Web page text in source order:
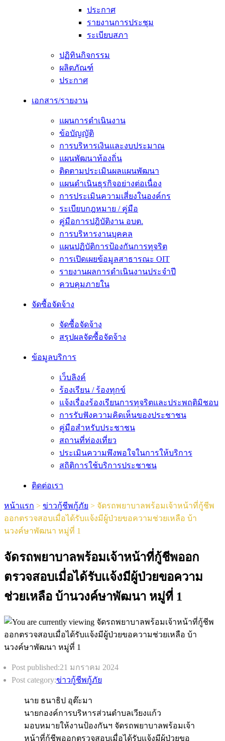
ประกาศ
รายงานการประชุม
ระเบียบสภา
ปฏิทินกิจกรรม
ผลิตภัณฑ์
ประกาศ
เอกสาร/รายงาน
แผนการดำเนินงาน
ข้อบัญญัติ
การบริหารเงินและงบประมาณ
แผนพัฒนาท้องถิ่น
ติดตามประเมินผลแผนพัฒนา
แผนดำเนินธุรกิจอย่างต่อเนื่อง
การประเมินความเสี่ยงในองค์กร
ระเบียบกฎหมาย / คู่มือ
คู่มือการปฎิบัติงาน อบต.
การบริหารงานบุคคล
แผนปฏิบัติการป้องกันการทุจริต
การเปิดเผยข้อมูลสาธารณะ OIT
รายงานผลการดำเนินงานประจำปี
ควบคุมภายใน
จัดซื้อจัดจ้าง
จัดซื้อจัดจ้าง
สรุปผลจัดซื้อจัดจ้าง
ข้อมูลบริการ
เว็บลิงค์
ร้องเรียน / ร้องทุกข์
แจ้งเรื่องร้องเรียนการทุจริตและประพฤติมิชอบ
การรับฟังความคิดเห็นของประชาชน
คู่มือสำหรับประชาชน
สถานที่ท่องเที่ยว
ประเมินความพึงพอใจในการให้บริการ
สถิติการใช้บริการประชาชน
ติดต่อเรา
หน้าแรก > ข่าวกู้ชีพกู้ภัย > จัดรถพยาบาลพร้อมเจ้าหน้าที่กู้ชีพ
ออกตรวจสอบเมื่อได้รับเเจ้งมีผู้ป่วยขอความช่วยเหลือ บ้า
นวงค์ษาพัฒนา หมู่ที่ 1
จัดรถพยาบาลพร้อมเจ้าหน้าที่กู้ชีพออก
ตรวจสอบเมื่อได้รับเเจ้งมีผู้ป่วยขอความ
ช่วยเหลือ บ้านวงค์ษาพัฒนา หมู่ที่ 1
Post published:21 มกราคม 2024
Post category:ข่าวกู้ชีพกู้ภัย
นาย ธนาธิป อุต๊ะมา
นายกองค์การบริหารส่วนตำบลเวียงแก้ว
มอบหมายให้งานป้องกันฯ จัดรถพยาบาลพร้อมเจ้า
หน้าที่กู้ชีพออกตรวจสอบเมื่อได้รับเเจ้งมีผู้ป่วยขอ